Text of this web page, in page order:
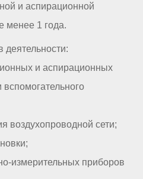
и аспирационной
менее 1 года.
деятельности:
и аспирационных
сети;
измерительных приборов